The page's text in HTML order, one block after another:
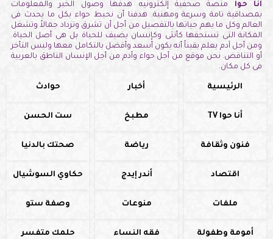
أنا حوا منصة صحفية إلكترونيه هدفها وصول الخبر والمعلومات
بمصداقية تامة وسرعة ومهنية. هدفنا أن نحيط حواء بكل ما يحدث فى
العالم وكل ما يهم حياتها بالتفصيل من أجل أن تشرق وتزداد جمالاً وتشغل
المكانة التى تستحقها كأنثى وكإنسان يضيف للحياة بل هى أصل الحياة.
ومن أجل آدم يعلم يقيناً أنه يكون أسعد وأفضل بالتكامل معها وليس التأخر
أو التناقض. نحن موقع من أجل حواء وآدم من أجل الإنسان الناطق بالعربية
فى كل مكان.
الرئيسية أخبار حوادث
أنا حوا TV مطبخ ست الحسن
فنون وثقافة رياضة صحتك بالدنيا
اقتصاد أندر إيدج حكاوي السوشيال
ملفات منوعات وصفة ستو
أمومة وطفولة فقه النساء حلمك متفسر